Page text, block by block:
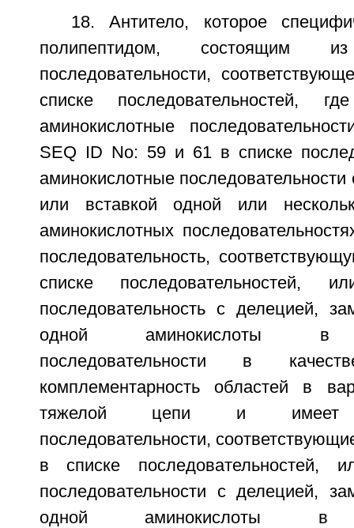
18. Антитело, которое
полипептидом, состоящим из
последовательности,
списке последовательностей,
аминокислотные
SEQ ID No: 59 и 61 в списке
аминокислотные
или вставкой одной или
аминокислотных
последовательность,
списке последовательностей,
последовательность с делецией,
одной аминокислоты в
последовательности в
комплементарность областей в
тяжелой цепи и имеет
последовательности,
в списке последовательностей,
последовательности с делецией,
одной аминокислоты в